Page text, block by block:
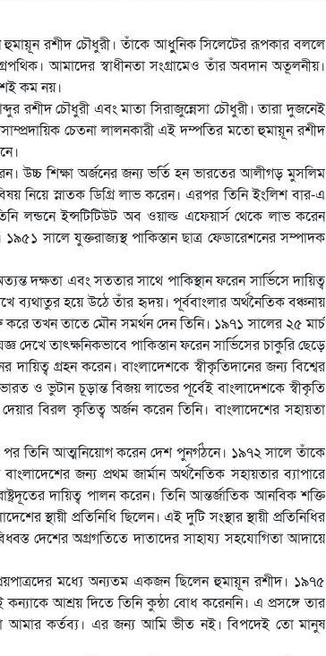
হুমায়ূন রশীদ চৌধুরী। তাঁকে আধুুনিক সিলেটের রূপকার বললে
আমাদের স্বাধীনতা সংগ্রামেও তাঁর অবদান অতূলনীয়।
কম নয়।
রশীদ চৌধুরী এবং মাতা সিরাজুন্নেসা চৌধুরী। তারা দুজনেই
চেতনা লালনকারী এই দম্পতির মতো হুমায়ূন রশীদ
উচ্চ শিক্ষা অর্জনের জন্য ভর্তি হন ভারতের আলীগড় মুসলিম
নিয়ে স্নাতক ডিগ্রি লাভ করেন। এরপর তিনি ইংলিশ বার-এ
লন্ডনে ইন্সটিটিউট অব ওয়াল্ড এফেয়ার্স থেকে লাভ করেন
সালে যুক্তরাজ্যস্থ পাকিস্তান ছাত্র ফেডারেশনের সম্পাদক
দক্ষতা এবং সততার সাথে পাকিস্থান ফরেন সার্ভিসে দায়িত্ব
ব্যথাতুর হয়ে উঠে তাঁর হৃদয়। পূর্ববাংলার অর্থনৈতিক বঞ্চনায়
তখন তাতে মৌন সমর্থন দেন তিনি। ১৯৭১ সালের ২৫ মার্চ
দেখে তাৎক্ষনিকভাবে পাকিস্তান ফরেন সার্ভিসের চাকুরি ছেড়ে
দায়িত্ব গ্রহন করেন। বাংলাদেশকে স্বীকৃতিদানের জন্য বিশ্বের
ও ভুটান চূড়ান্ত বিজয় লাভের পূর্বেই বাংলাদেশকে স্বীকৃতি
বিরল কৃতিত্ব অর্জন করেন তিনি। বাংলাদেশের সহায়তা
পর তিনি আত্মনিয়োগ করেন দেশ পুনর্গঠনে। ১৯৭২ সালে তাঁকে
জন্য প্রথম জার্মান অর্থনৈতিক সহায়তার ব্যাপারে
দায়িত্ব পালন করেন। তিনি আন্তর্জাতিক আনবিক শক্তি
স্থায়ী প্রতিনিধি ছিলেন। এই দুটি সংস্থার স্থায়ী প্রতিনিধির
দেশের অগ্রগতিতে দাতাদের সাহায্য সহযোগিতা আদায়ে
মধ্যে অন্যতম একজন ছিলেন হুমায়ূন রশীদ। ১৯৭৫
আশ্রয় দিতে তিনি কুন্ঠা বোধ করেননি। এ প্রসঙ্গে তার
আমার কর্তব্য। এর জন্য আমি ভীত নই। বিপদেই তো মানুষ